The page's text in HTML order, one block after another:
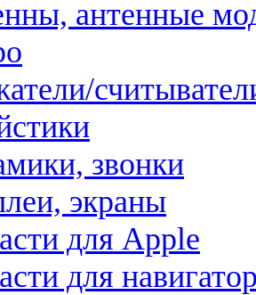
антенные
звонки
экраны
для Apple
для